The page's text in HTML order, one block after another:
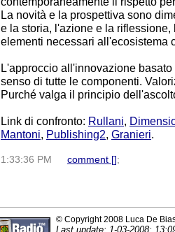
La novità e la prospettiva sono
e la storia, l'azione e la
elementi necessari all'ecosistema
L'approccio all'innovazione
senso di tutte le componenti.
Purché valga il principio
Link di confronto: Rullani,
Mantoni, Publishing2, Granieri.
1:33:36 PM comment [] ;
© Copyright 2008 Luca De
Last update: 1-03-2008;